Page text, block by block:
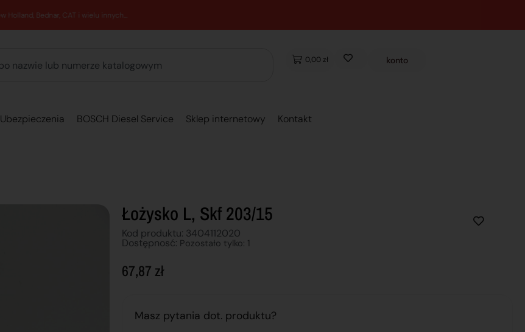
89 762 00 69 - Pomoc zakupowa 7:00 - 16:00
0,00 zł konto
Ubezpieczenia BOSCH Diesel Service Sklep internetowy Kontakt
Łożysko L, Skf 203/15
Kod produktu: 3404112020
Dostępnosć: Pozostało tylko: 1
67,87 zł
Masz pytania dot. produktu?